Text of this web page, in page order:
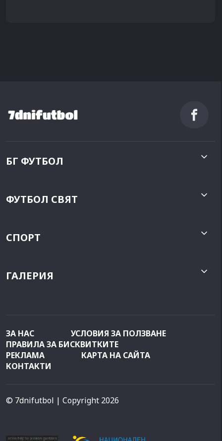
БГ ФУТБОЛ
ФУТБОЛ СВЯТ
СПОРТ
ГАЛЕРИЯ
ЗА НАС
УСЛОВИЯ ЗА ПОЛЗВАНЕ
ПРАВИЛА ЗА БИСКВИТКИТЕ
РЕКЛАМА
КАРТА НА САЙТА
КОНТАКТИ
© 7dnifutbol | Copyright 2026